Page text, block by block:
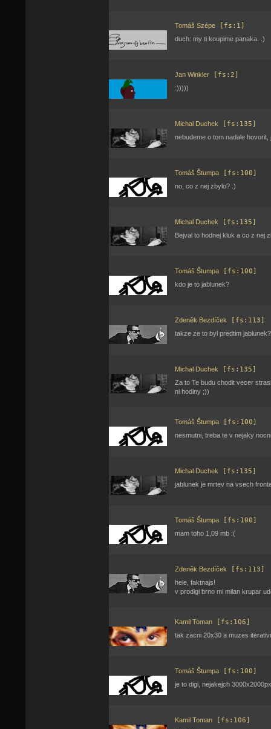
Tomáš Szépe [fs:1]
duch: my ti koupime panaka. .)
Jan Winkler [fs:2]
:)))))
Michal Duchek [fs:135]
nebudeme o tom nadale
Tomáš Štumpa [fs:100]
no, co z nej zbylo? .)
Michal Duchek [fs:135]
Bejval to hodnej kluk a co z nej
Tomáš Štumpa [fs:100]
kdo je to jablunek?
Zdeněk Bezdíček [fs:113]
takze ze to byl predtim
Michal Duchek [fs:135]
Za to Te budu chodit vecer
ni hodiny ;))
Tomáš Štumpa [fs:100]
nesmutni, treba te v nejaky
Michal Duchek [fs:135]
jablunek je mrtev na vsech
Tomáš Štumpa [fs:100]
mam toho 1,09 mb :(
Zdeněk Bezdíček [fs:113]
hele, faktnajs!
v prodigi brno mi milan krupar
Kamil Toman [fs:106]
tak zacni 20x30 a muzes
Tomáš Štumpa [fs:100]
je to digi, nejakejch
Kamil Toman [fs:106]